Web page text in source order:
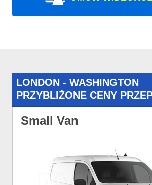
LONDON - WASHINGTON
PRZYBLIŻONE CENY
Small Van